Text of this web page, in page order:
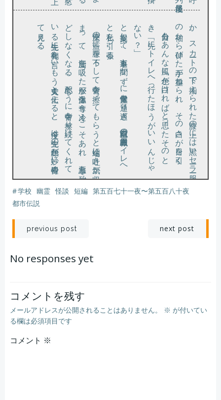
か
の袖
。
自分も
あ
ん
な風
に色
が白
け
れ
ば
と思
っ
た
そ
の
と
き、「先
に
ト
イ
レ
へ行
っ
た
ほ
う
が
い
い
ん
じ
ゃ
ない
？」
と提案
し
て
、返事
も聞
か
ず
に保健室
を通
り過
ぎ
、職員室前
の教職員用
ト
イ
レ
へ
と私
を引
っ張
る
。
便座の蓋
に腰
を下
ろ
し
て背中
を擦
っ
て
も
ら
う
と途端
に吐
き気
が収
まっ
て
、脂汗
を吸
っ
た服
が体温
を奪
う冷
え
こ
そ
あ
れ
、悪寒
も殆
どし
な
く
な
る
。心配
そ
う
に背中
を擦
り続
け
て
く
れ
て
いる先生
に御礼
を言
い
も
う大丈夫
と伝
え
る
と
、今度
は先生
の顔色
が妙
に青褪
め
て見え
る
。
どうしたのかと尋ねると、
「保健室に、変な女の子が居たでしょう？」
と固唾
の絡
ん
だ掠
れ声
で尋
ね返
さ
れ
る
。確
か
に女
の子
は座
っ
て
い
た
が
、何処
か変
だ
っ
た
ろ
う
か
と答
え
る
と
#学校 幽霊 怪談 短編 第五百七十一夜〜第五百八十夜
都市伝説
投
稿
ビ
ゲ
ー
previous post
ビ
next post
No responses yet
コメントを残す
メールアドレスが公開されることはありません。 ※ が付いてい
る欄は必須項目です
コメント ※